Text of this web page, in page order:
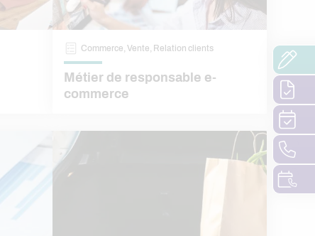
Commerce, Vente, Relation clients
Métier de responsable e-
commerce